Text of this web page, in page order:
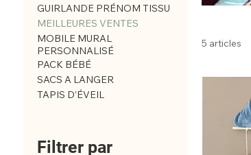
GUIRLANDE PRÉNOM TISSU
MEILLEURES VENTES
MOBILE MURAL
PERSONNALISÉ
PACK BÉBÉ
SACS A LANGER
TAPIS D’ÉVEIL
Filtrer par
5 articles